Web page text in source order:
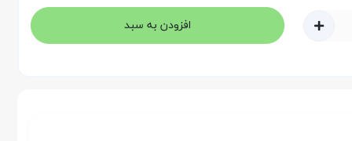
افزودن به سبد